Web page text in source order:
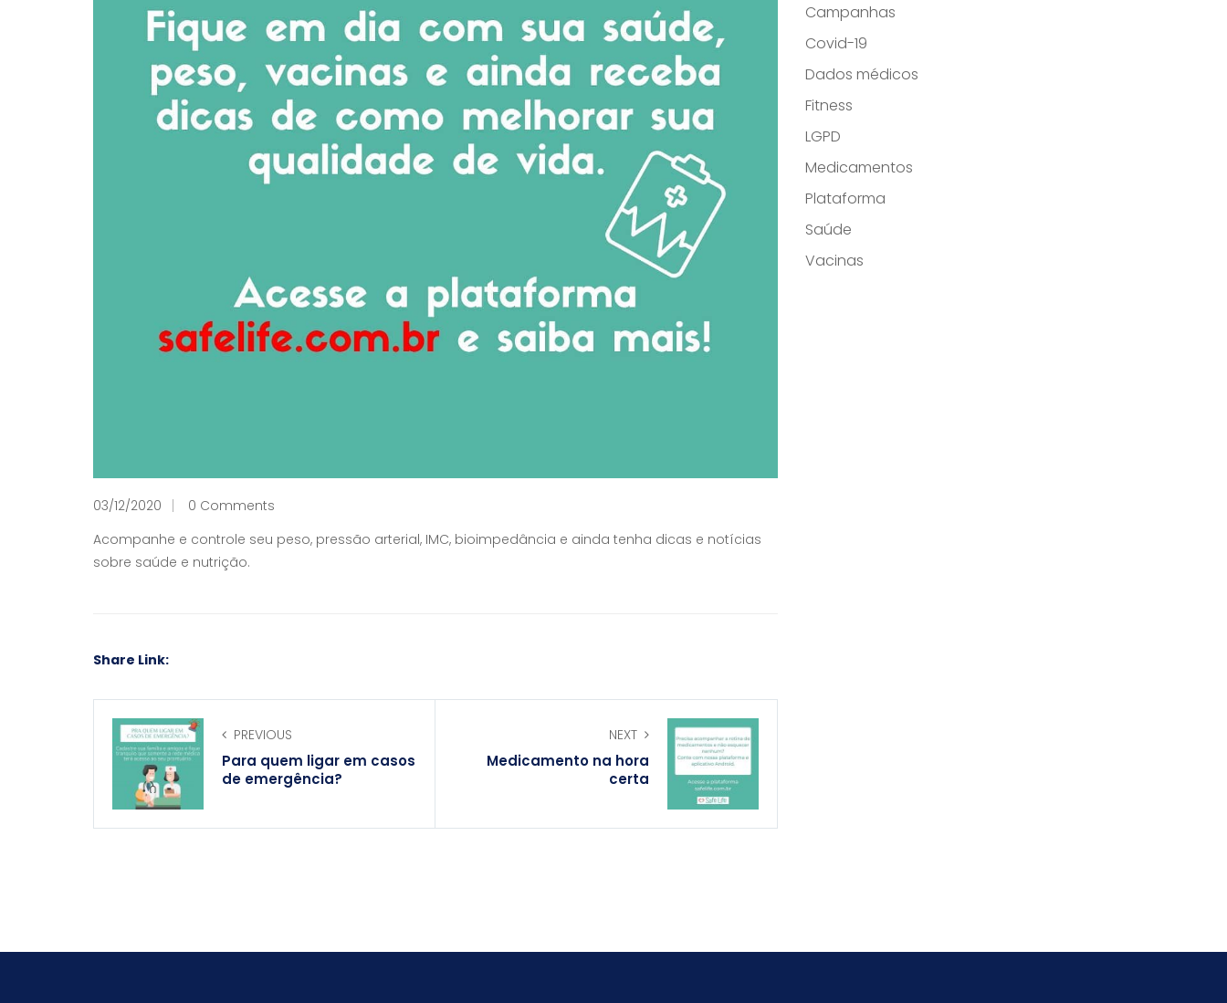
03/12/2020
0 Comments
Acompanhe e controle seu peso, pressão arterial, IMC, bioimpedância e ainda tenha dicas e notícias
sobre saúde e nutrição.
Share Link:
PREVIOUS
Para quem ligar em casos
de emergência?
NEXT
Medicamento na hora
certa
Campanhas
Covid-19
Dados médicos
Fitness
LGPD
Medicamentos
Plataforma
Saúde
Vacinas